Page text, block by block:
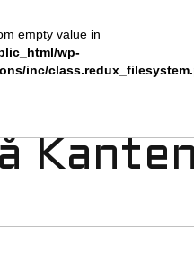
empty value in
wp-
inc/